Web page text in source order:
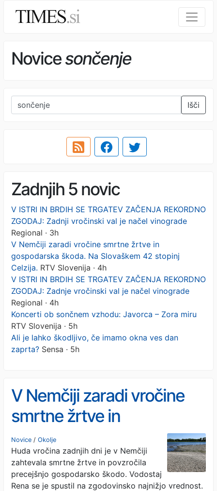
Novicesončenje
Išči
Zadnjih 5 novic
V ISTRI IN BRDIH SE TRGATEV ZAČENJA REKORDNO
ZGODAJ: Zadnji vročinski val je načel vinograde
Regional · 3h
V Nemčiji zaradi vročine smrtne žrtve in
gospodarska škoda. Na Slovaškem 42 stopinj
Celzija. RTV Slovenija · 4h
V ISTRI IN BRDIH SE TRGATEV ZAČENJA REKORDNO
ZGODAJ: Zadnje vročinski val je načel vinograde
Regional · 4h
Koncerti ob sončnem vzhodu: Javorca – Zora miru
RTV Slovenija · 5h
Ali je lahko škodljivo, če imamo okna ves dan
zaprta? Sensa · 5h
V Nemčiji zaradi vročine
smrtne žrtve in
gospodarska škoda. Na
Slovaškem 42 stopinj
Celzija.
Novice / Okolje
Huda vročina zadnjih dni je v Nemčiji
zahtevala smrtne žrtve in povzročila
precejšnjo gospodarsko škodo. Vodostaj
Rena se je spustil na zgodovinsko najnižjo vrednost.